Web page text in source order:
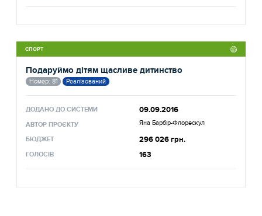
СПОРТ
Подаруймо дітям щасливе дитинство
Номер: 81 Реалізований
ДОДАНО ДО СИСТЕМИ 09.09.2016
АВТОР ПРОЄКТУ Яна Барбір-Флорескул
БЮДЖЕТ 296 026 грн.
ГОЛОСІВ 163